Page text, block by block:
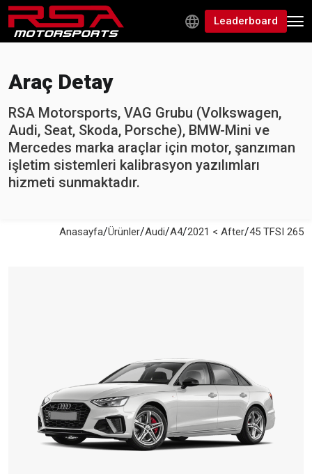
Leaderboard
Araç Detay
RSA Motorsports, VAG Grubu (Volkswagen,
Audi, Seat, Skoda, Porsche), BMW-Mini ve
Mercedes marka araçlar için motor, şanzıman
işletim sistemleri kalibrasyon yazılımları
hizmeti sunmaktadır.
Anasayfa/Ürünler/Audi/A4/2021 < After/45 TFSI 265